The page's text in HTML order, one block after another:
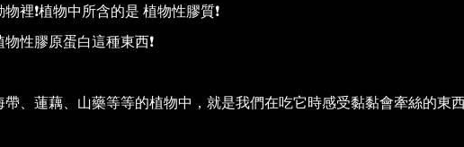
裡❗️植物中所含的是 植物性膠質❗️
性膠原蛋白這種東西❗️
、蓮藕、山藥等等的植物中，就是我們在吃它時感受黏黏會牽絲的東